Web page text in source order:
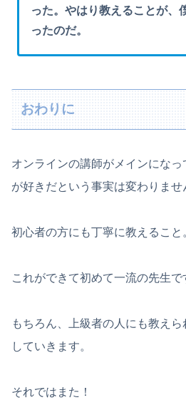
った。やはり教えることが、
ったのだ。
おわりに
オンラインの講師がメインにな
が好きだという事実は変わりませ
初心者の方にも丁寧に教えること
これができて初めて一流の先生で
もちろん、上級者の人にも教え
していきます。
それではまた！